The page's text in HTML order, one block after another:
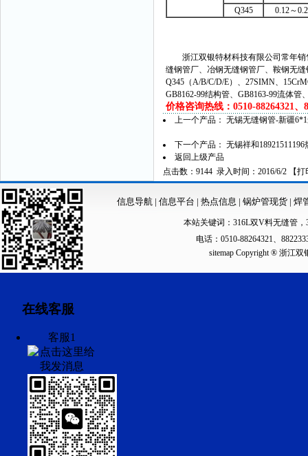
Q345
0.12～
浙江双银特材科技有限公司常年销
缝钢管厂、冶钢无缝钢管厂、鞍钢无
Q345（A/B/C/D/E）、27SIMN、
GB8162-99结构管、GB8163-99流体
价格咨询热线：0510-88264321、
上一个产品： 无锡无缝钢管-新疆
下一个产品： 无锡祥和
返回上级产品
点击数：9144 录入时间：2016/6/2 【打
信息导航| 信息平台 | 热点信息 | 锅炉管现货 | 焊
本站关键词： 316L双V料无缝管 ，
电话：0510-88264321、
sitemapCopyright ® 浙江双
在线客服
客服1